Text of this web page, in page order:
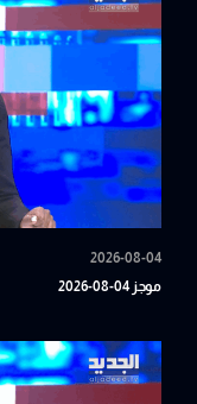
2026-08-04
موجز 04-08-2026